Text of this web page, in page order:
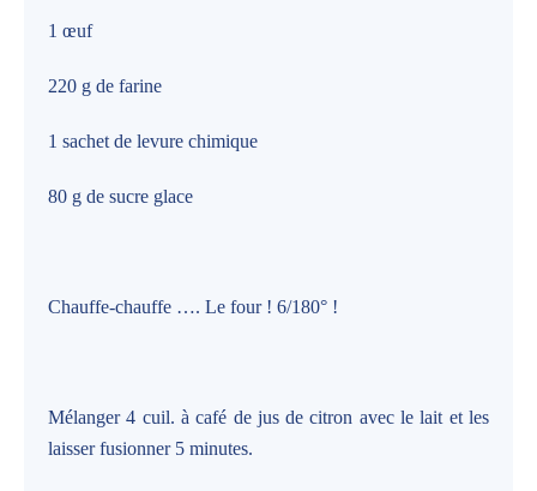
1 œuf
220 g de farine
1 sachet de levure chimique
80 g de sucre glace
Chauffe-chauffe …. Le four ! 6/180° !
Mélanger 4 cuil. à café de jus de citron avec le lait et les
laisser fusionner 5 minutes.